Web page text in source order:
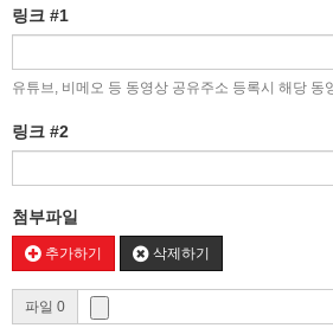
링크 #1
유튜브, 비메오 등 동영상 공유주소 등록시 해당 동
링크 #2
첨부파일
추가하기 삭제하기
파일 0